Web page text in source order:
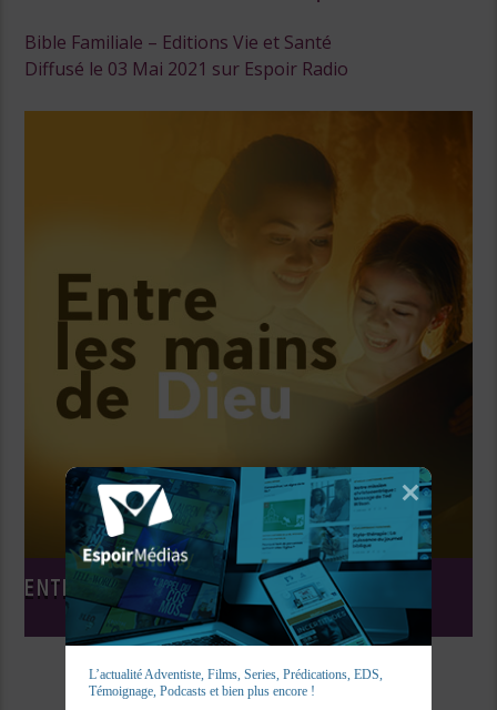
Bible Familiale – Editions Vie et Santé
Diffusé le 03 Mai 2021 sur Espoir Radio
ENTRE LES MAINS DE DIEU
L’actualité Adventiste, Films, Series, Prédications, EDS,
Témoignage, Podcasts et bien plus encore !